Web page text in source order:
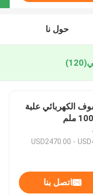
حول نا
(120)
الكهربائي علبة
اتصل بنا